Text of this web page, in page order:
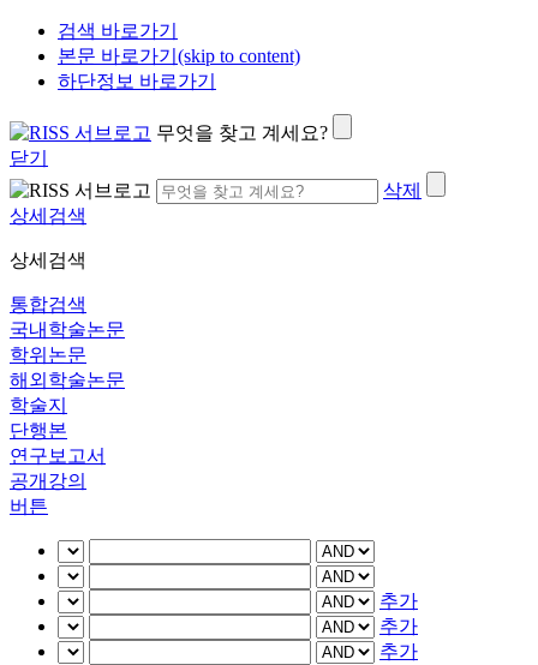
검색 바로가기
본문 바로가기(skip to content)
하단정보 바로가기
무엇을 찾고 계세요?
닫기
삭제
상세검색
상세검색
통합검색
국내학술논문
학위논문
해외학술논문
학술지
단행본
연구보고서
공개강의
버튼
추가
추가
추가